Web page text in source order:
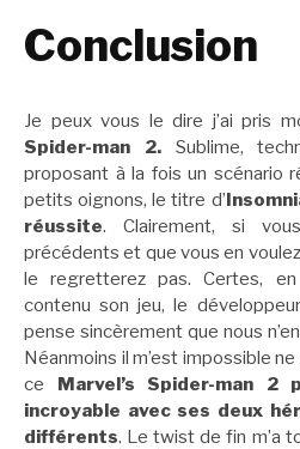
Conclusion
Je peux vous le dire j’ai pris
Spider-man 2. Sublime,
proposant à la fois un scénario
petits oignons, le titre d’
réussite. Clairement, si
précédents et que vous en
le regretterez pas. Certes,
contenu son jeu, le
pense sincèrement que nous
Néanmoins il m’est impossible
ce Marvel’s Spider-man 2
incroyable avec ses deux
différents. Le twist de fin m’a